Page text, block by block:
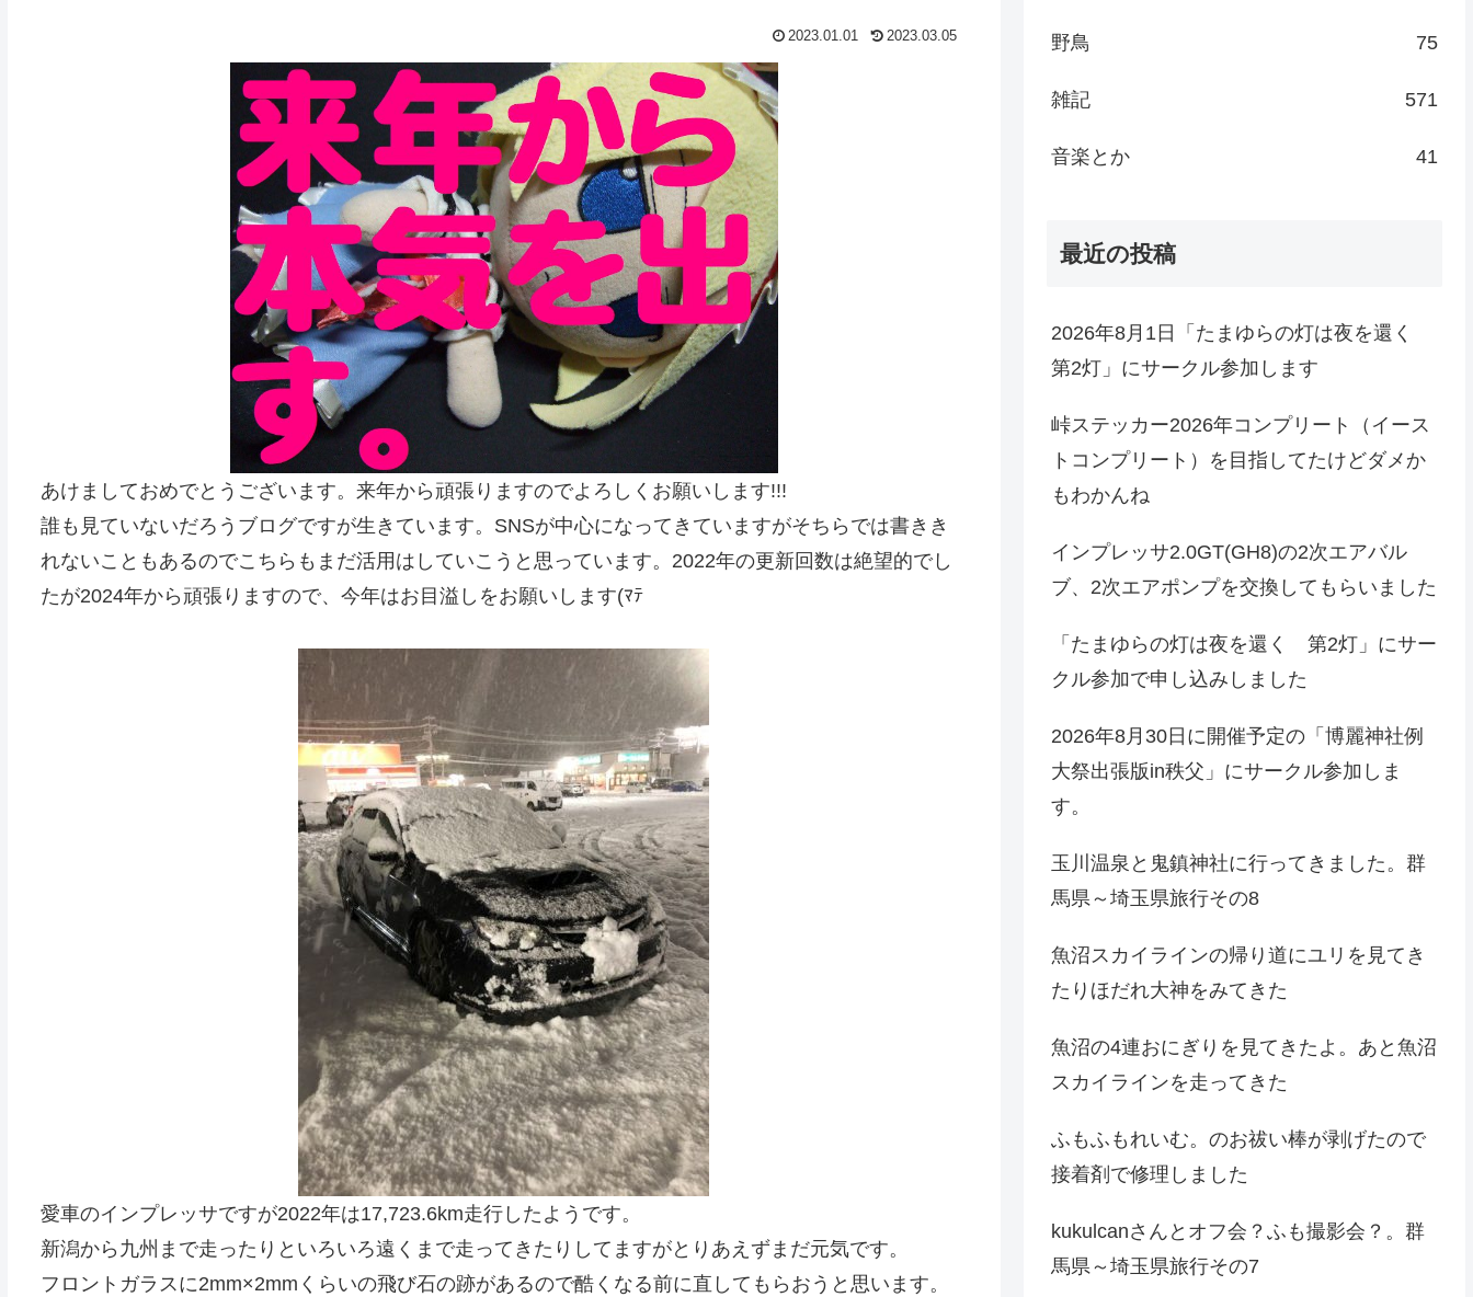
2023.01.01 2023.03.05
あけましておめでとうございます。来年から頑張りますのでよろしくお願いします!!!
誰も見ていないだろうブログですが生きています。SNSが中心になってきていますがそちらでは書きき
れないこともあるのでこちらもまだ活用はしていこうと思っています。2022年の更新回数は絶望的でし
たが2024年から頑張りますので、今年はお目溢しをお願いします(ﾏﾃ
愛車のインプレッサですが2022年は17,723.6km走行したようです。
新潟から九州まで走ったりといろいろ遠くまで走ってきたりしてますがとりあえずまだ元気です。
フロントガラスに2mm×2mmくらいの飛び石の跡があるので酷くなる前に直してもらおうと思います。
野鳥 75
雑記 571
音楽とか 41
最近の投稿
2026年8月1日「たまゆらの灯は夜を還く
第2灯」にサークル参加します
峠ステッカー2026年コンプリート（イース
トコンプリート）を目指してたけどダメか
もわかんね
インプレッサ2.0GT(GH8)の2次エアバル
ブ、2次エアポンプを交換してもらいました
「たまゆらの灯は夜を還く 第2灯」にサー
クル参加で申し込みしました
2026年8月30日に開催予定の「博麗神社例
大祭出張版in秩父」にサークル参加しま
す。
玉川温泉と鬼鎮神社に行ってきました。群
馬県～埼玉県旅行その8
魚沼スカイラインの帰り道にユリを見てき
たりほだれ大神をみてきた
魚沼の4連おにぎりを見てきたよ。あと魚沼
スカイラインを走ってきた
ふもふもれいむ。のお祓い棒が剥げたので
接着剤で修理しました
kukulcanさんとオフ会？ふも撮影会？。群
馬県～埼玉県旅行その7